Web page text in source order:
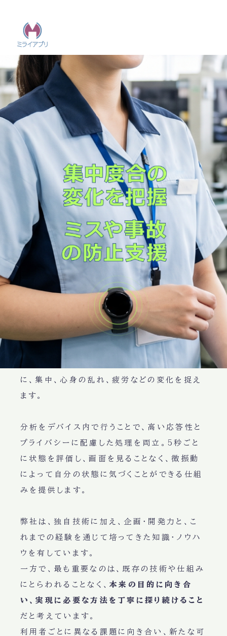
CONCEPT
AIが社会や仕事を変える時代
に、
人が本来の力を発揮するため
に
AIが多くの知的業務を担う時代になっても、
繊細な作業、ひらめき、人間力など、人だから
こそ価値を生み出せる仕事は残ります。
Safe-W ®（セーフダブリュ）は、一人ひとりの
心身状態を理解し、その人がより良い状態で力
を発揮できるように支援するAIです。
スマートウォッチ内で動作し、心拍の変化から
人の内面や心身状態を分析します。
心身の反応には個人差があるため、平均的な
基準ではなく、利用者自身の心拍の特徴を継続
的に学習。心拍のコヒーレンス状態を手がかり
に、集中、心身の乱れ、疲労などの変化を捉え
ます。
分析をデバイス内で行うことで、高い応答性と
プライバシーに配慮した処理を両立。5秒ごと
に状態を評価し、画面を見ることなく、微振動
によって自分の状態に気づくことができる仕組
みを提供します。
弊社は、独自技術に加え、企画・開発力と、こ
れまでの経験を通じて培ってきた知識・ノウハ
ウを有しています。
一方で、最も重要なのは、既存の技術や仕組み
にとらわれることなく、本来の目的に向き合
い、実現に必要な方法を丁寧に探り続けること
だと考えています。
利用者ごとに異なる課題に向き合い、新たな可